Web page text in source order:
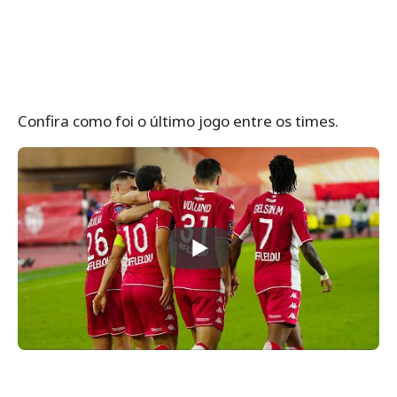
Confira como foi o último jogo entre os times.